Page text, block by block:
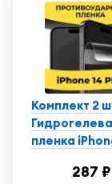
Комплект 2
пленка
287 ₽